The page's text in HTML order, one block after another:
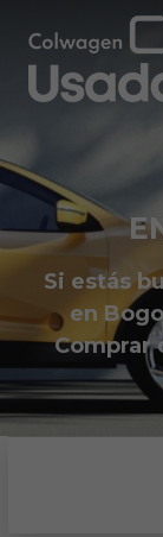
Si estás
en
Comprar